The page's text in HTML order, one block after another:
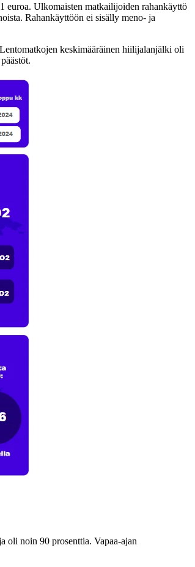
euroa. Ulkomaisten matkailijoiden rahankäyttö
Rahankäyttöön ei sisälly meno- ja
keskimääräinen hiilijalanjälki oli
oli noin 90 prosenttia. Vapaa-ajan